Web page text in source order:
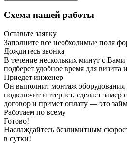
Схема нашей работы
Оставьте заявку
Заполните все необходимые поля
Дождитесь звонка
В течение нескольких минут с Вами
подберет удобное время для визита
Приедет инженер
Он выполнит монтаж оборудования
подключит интернет, сделает замер
договор и примет оплату — это
Работаем по всему
Готово!
Наслаждайтесь безлимитным
в сутки!